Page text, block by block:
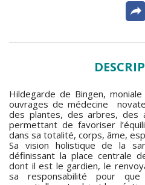
Hildegarde de Bingen,
ouvrages de médecine
des plantes, des arbres, des
permettant de favoriser
dans sa totalité, corps, âme,
Sa vision holistique de la
définissant la place centrale
dont il est le gardien, le
sa responsabilité pour que